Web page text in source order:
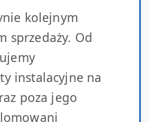
kolejnym
sprzedaży. Od
instalacyjne na
poza jego